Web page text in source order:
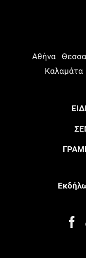
Αθήνα
Καλαμάτα